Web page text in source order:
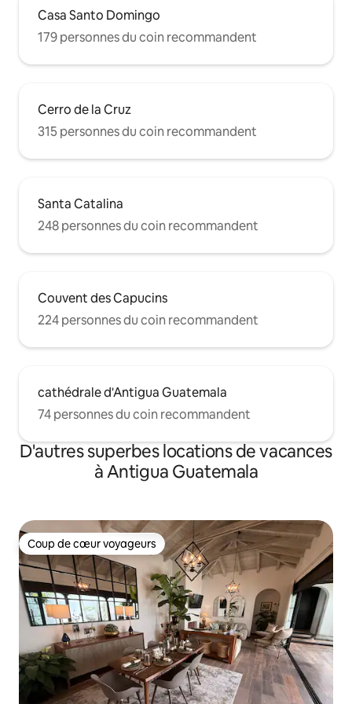
Casa Santo Domingo
179 personnes du coin recommandent
Cerro de la Cruz
315 personnes du coin recommandent
Santa Catalina
248 personnes du coin recommandent
Couvent des Capucins
224 personnes du coin recommandent
cathédrale d'Antigua Guatemala
74 personnes du coin recommandent
D'autres superbes locations de vacances
à Antigua Guatemala
Coup de cœur voyageurs
Coup de cœur voyageurs